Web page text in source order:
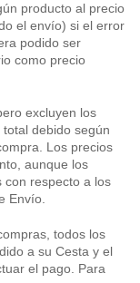
producto al precio
el envío) si el error
podido ser
como precio
excluyen los
debido según
Los precios
aunque los
con respecto a los
Envío.
todos los
a su Cesta y el
el pago. Para